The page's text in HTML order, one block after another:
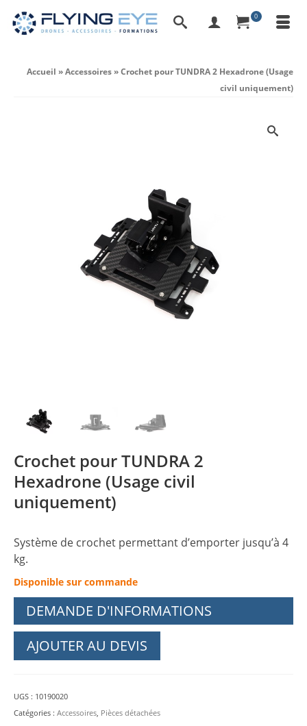
0
Accueil »Accessoires»Crochet pour TUNDRA 2 Hexadrone (Usage
civil uniquement)
Crochet pour TUNDRA 2
Hexadrone (Usage civil
uniquement)
Système de crochet permettant d’emporter jusqu’à 4
kg.
Disponible sur commande
DEMANDE D'INFORMATIONS
AJOUTER AU DEVIS
UGS : 10190020
Catégories : Accessoires Pièces détachées